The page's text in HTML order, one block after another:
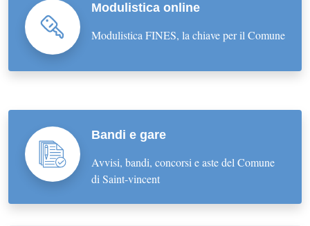
Modulistica online
Modulistica FINES, la chiave per il Comune
Bandi e gare
Avvisi, bandi, concorsi e aste del Comune
di Saint-vincent